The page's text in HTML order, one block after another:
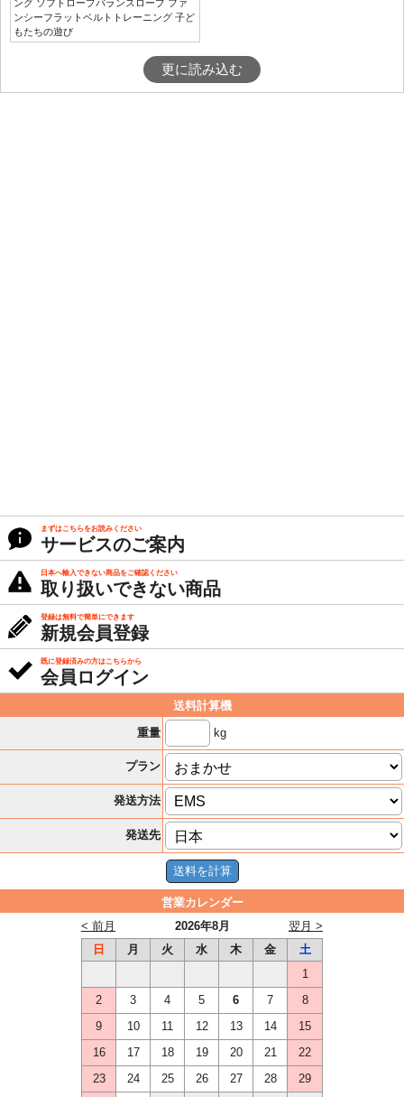
ング ソフトロープバランスロープ ファ
ンシーフラットベルトトレーニング 子ど
もたちの遊び
更に読み込む
まずはこちらをお読みください
サービスのご案内
日本へ輸入できない商品をご確認ください
取り扱いできない商品
登録は無料で簡単にできます
新規会員登録
既に登録済みの方はこちらから
会員ログイン
送料計算機
重量
kg
プラン
発送方法
発送先
営業カレンダー
2026年8月
< 前月
翌月 >
日
月 火 水 木 金
土
1
2
3 4 5 6 7
8
9
10 11 12 13 14
15
16
17 18 19 20 21
22
23
24 25 26 27 28
29